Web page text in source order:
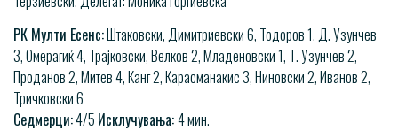
РК Мулти Есенс:Штаковски, Димитриевски 6, Тодоров 1, Д. Узунчев
3, Омерагиќ 4, Трајковски, Велков 2, Младеновски 1, Т. Узунчев 2,
Проданов 2, Митев 4, Канг 2, Карасманакис 3, Ниновски 2, Иванов 2,
Тричковски 6
Седмерци:4/5 Исклучувања:4 мин.